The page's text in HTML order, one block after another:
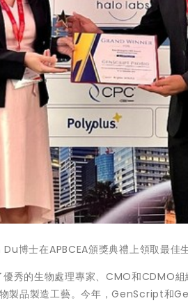
士在APBCEA頒獎典禮上領取最佳
秀的生物處理專家、CMO和CDMO
製品製造工藝。今年，GenScript和